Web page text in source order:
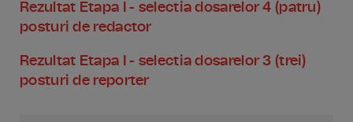
Rezultat Etapa I - selectia dosarelor 4 (patru)
posturi de redactor
Rezultat Etapa I - selectia dosarelor 3 (trei)
posturi de reporter